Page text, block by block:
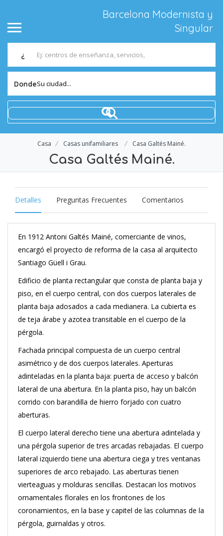
Barcelona Modernista y
Singular
¿
DondeSu ciudad...
Casa Casas unifamiliares Casa Galtés Mainé.
Casa Galtés Mainé.
Detalles Preguntas Frecuentes Comentarios
En 1912 Antoni Galtés Mainé, comerciante de vinos,
encargó el proyecto de reforma de la casa al arquitecto
Santiago Güell i Grau.
Edificio de planta rectangular que consta de planta baja y
piso, en el cuerpo central, con dos cuerpos laterales de
planta baja adosados a cada medianera. La cubierta es
de teja árabe y azotea transitable en el cuerpo de la
pérgola.
Fachada principal compuesta de un cuerpo central
asimétrico y de dos cuerpos laterales. Aperturas
adinteladas en la planta baja: puerta de acceso y balcón
lateral de una abertura. En la planta piso, hay un balcón
corrido con barandilla de hierro forjado con cuatro
aberturas.
El cuerpo lateral derecho tiene una abertura adintelada y
una pérgola superior de tres arcadas rebajadas. El cuerpo
lateral izquierdo tiene una abertura ciega y tres ventanas
superiores de arco rebajado. Las aberturas tienen
vierteaguas y molduras sencillas. Destacan los motivos
ornamentales florales en los frontones de los
coronamientos, en la base y capitel de las columnas de la
pérgola, guirnaldas y otros.